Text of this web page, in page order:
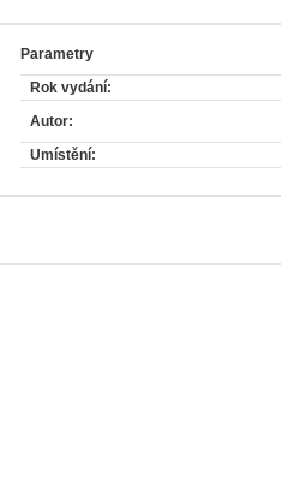
Parametry
Rok vydání:
Autor:
Umístění: